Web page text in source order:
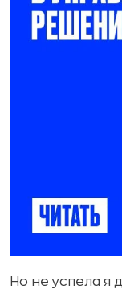
Но не успела я